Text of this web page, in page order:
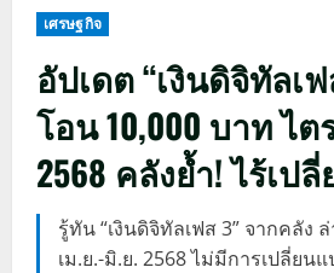
เศรษฐกิจ
อัปเดต “เงินดิจิทัลเ
โอน 10,000 บาท ไ
2568 คลังย้ำ! ไร้เป
รู้ทัน “เงินดิจิทัลเฟส 3” จากคลัง
เม.ย.-มิ.ย. 2568 ไม่มีการเปลี่ยน